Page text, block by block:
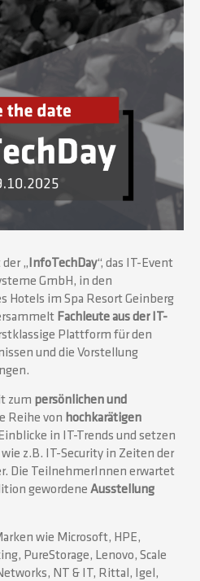
„ InfoTechDay“, das IT-Event
GmbH, in den
Hotels im Spa Resort Geinberg
Fachleute aus der IT-
Plattform für den
und die Vorstellung
zum persönlichen und
Reihe von hochkarätigen
in IT-Trends und setzen
z.B. IT-Security in Zeiten der
Die TeilnehmerInnen erwartet
gewordene Ausstellung
wie Microsoft, HPE,
PureStorage, Lenovo, Scale
NT & IT, Rittal, Igel,